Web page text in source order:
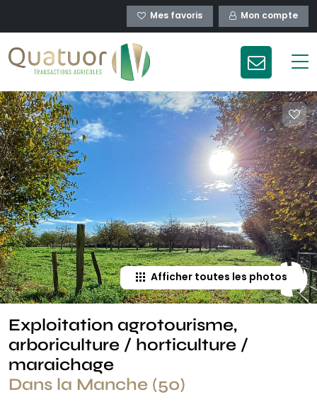
Mes favoris Mon compte
Afficher toutes les photos
Exploitation agrotourisme,
arboriculture / horticulture /
maraichage
Dans la Manche (50)